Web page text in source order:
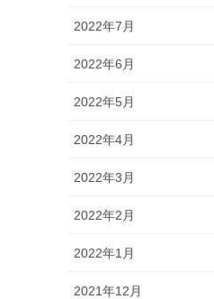
2022年7月
2022年6月
2022年5月
2022年4月
2022年3月
2022年2月
2022年1月
2021年12月